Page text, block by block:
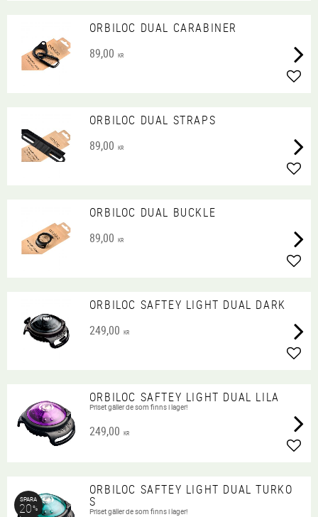
ORBILOC DUAL CARABINER
89,00 KR
ORBILOC DUAL STRAPS
89,00 KR
ORBILOC DUAL BUCKLE
89,00 KR
ORBILOC SAFTEY LIGHT DUAL DARK
249,00 KR
ORBILOC SAFTEY LIGHT DUAL LILA
Priset gäller de som finns i lager!
249,00 KR
ORBILOC SAFTEY LIGHT DUAL TURKO
S
Priset gäller de som finns i lager!
SPARA
20%